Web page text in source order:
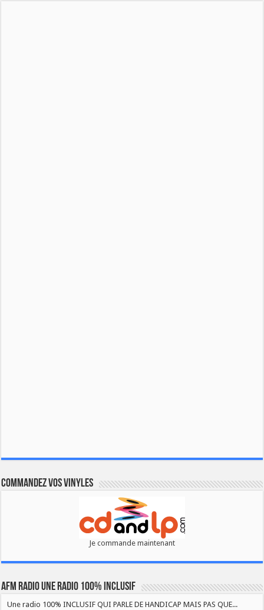
Commandez vos vinyles
Je commande maintenant
AFM RADIO UNE RADIO 100% INCLUSIF
Une radio 100% INCLUSIF QUI PARLE DE HANDICAP MAIS PAS QUE...